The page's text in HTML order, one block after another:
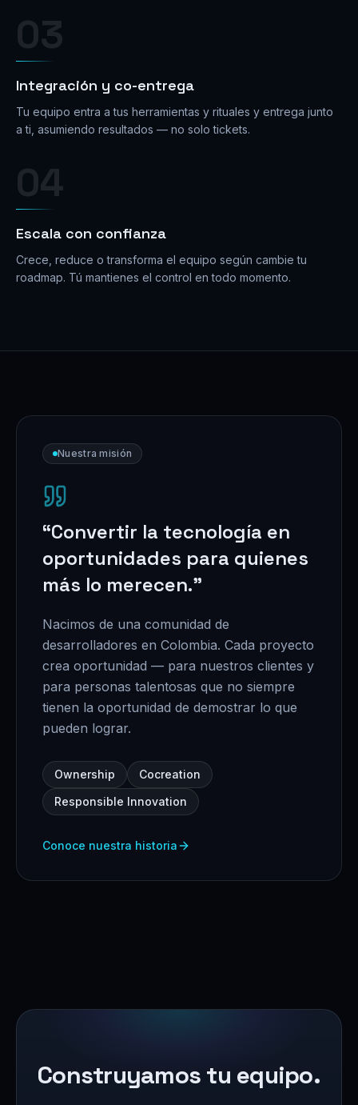
03
Integración y co-entrega
Tu equipo entra a tus herramientas y rituales y entrega junto
a ti, asumiendo resultados — no solo tickets.
04
Escala con confianza
Crece, reduce o transforma el equipo según cambie tu
roadmap. Tú mantienes el control en todo momento.
Nuestra misión
“Convertir la tecnología en
oportunidades para quienes
más lo merecen.”
Nacimos de una comunidad de
desarrolladores en Colombia. Cada proyecto
crea oportunidad — para nuestros clientes y
para personas talentosas que no siempre
tienen la oportunidad de demostrar lo que
pueden lograr.
Ownership
Cocreation
Responsible Innovation
Conoce nuestra historia
Construyamos tu equipo.